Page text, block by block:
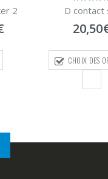
0
sur
5
kit leurres
10,50€–
CHOIX DES